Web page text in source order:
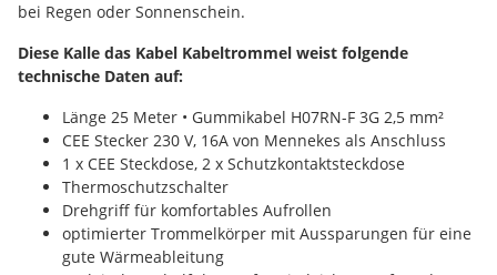
bei Regen oder Sonnenschein.
Diese Kalle das Kabel Kabeltrommel weist folgende
technische Daten auf:
Länge 25 Meter • Gummikabel H07RN-F 3G 2,5 mm²
CEE Stecker 230 V, 16A von Mennekes als Anschluss
1 x CEE Steckdose, 2 x Schutzkontaktsteckdose
Thermoschutzschalter
Drehgriff für komfortables Aufrollen
optimierter Trommelkörper mit Aussparungen für eine
gute Wärmeableitung